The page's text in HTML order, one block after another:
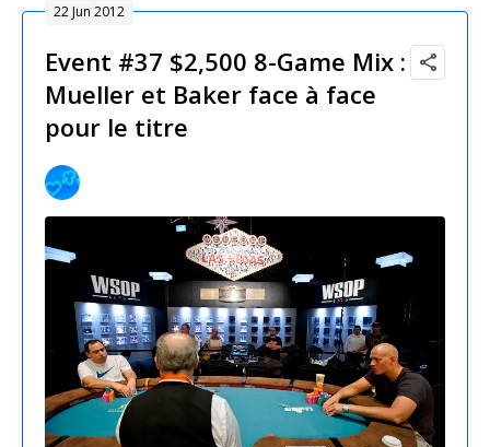
22 Jun 2012
Event #37 $2,500 8-Game Mix :
Mueller et Baker face à face
pour le titre